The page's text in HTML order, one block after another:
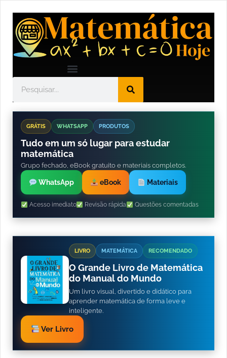
GRÁTIS WHATSAPP PRODUTOS
Tudo em um só lugar para estudar
matemática
Grupo fechado, eBook gratuito e materiais completos.
WhatsApp eBook Materiais
Acesso imediato Revisão rápida Questões comentadas
LIVRO MATEMÁTICA RECOMENDADO
O Grande Livro de Matemática
do Manual do Mundo
Um livro visual, divertido e didático para
aprender matemática de forma leve e
inteligente.
Ver Livro